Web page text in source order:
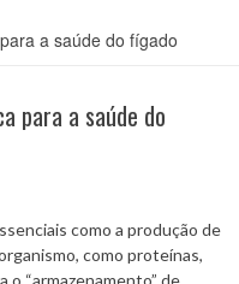
a saúde do fígado
para a saúde do
como a produção de
como proteínas,
o “armazenamento” de